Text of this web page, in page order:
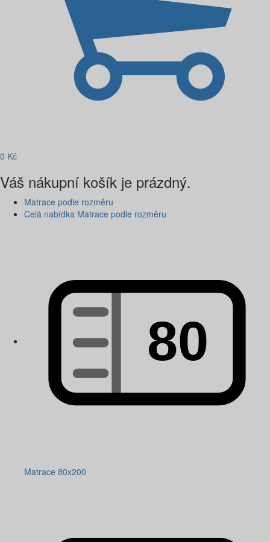
0 Kč
Váš nákupní košík je prázdný.
Matrace podle rozměru
Celá nabídka Matrace podle rozměru
Matrace 80x200